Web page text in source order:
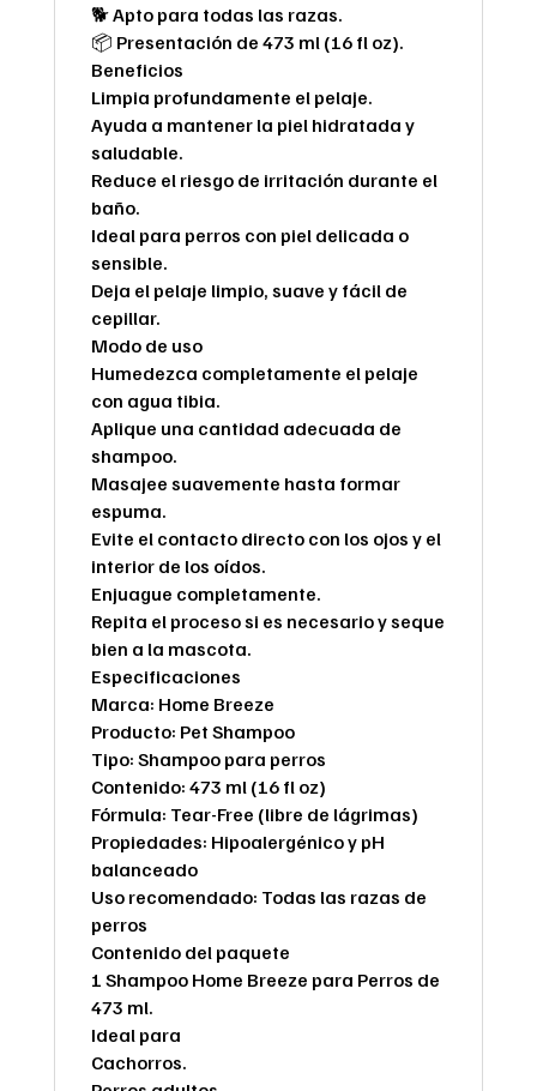
🐕 Apto para todas las razas.
📦 Presentación de 473 ml (16 fl oz).
Beneficios
Limpia profundamente el pelaje.
Ayuda a mantener la piel hidratada y
saludable.
Reduce el riesgo de irritación durante el
baño.
Ideal para perros con piel delicada o
sensible.
Deja el pelaje limpio, suave y fácil de
cepillar.
Modo de uso
Humedezca completamente el pelaje
con agua tibia.
Aplique una cantidad adecuada de
shampoo.
Masajee suavemente hasta formar
espuma.
Evite el contacto directo con los ojos y el
interior de los oídos.
Enjuague completamente.
Repita el proceso si es necesario y seque
bien a la mascota.
Especificaciones
Marca: Home Breeze
Producto: Pet Shampoo
Tipo: Shampoo para perros
Contenido: 473 ml (16 fl oz)
Fórmula: Tear-Free (libre de lágrimas)
Propiedades: Hipoalergénico y pH
balanceado
Uso recomendado: Todas las razas de
perros
Contenido del paquete
1 Shampoo Home Breeze para Perros de
473 ml.
Ideal para
Cachorros.